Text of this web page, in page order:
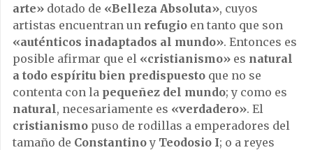
arte» dotado de «Belleza Absoluta», cuyos
artistas encuentran un refugio en tanto que son
«auténticos inadaptados al mundo». Entonces es
posible afirmar que el «cristianismo» es natural
a todo espíritu bien predispuesto que no se
contenta con la pequeñez del mundo; y como es
natural, necesariamente es «verdadero». El
cristianismo puso de rodillas a emperadores del
tamaño de Constantinoy Teodosio I; o a reyes